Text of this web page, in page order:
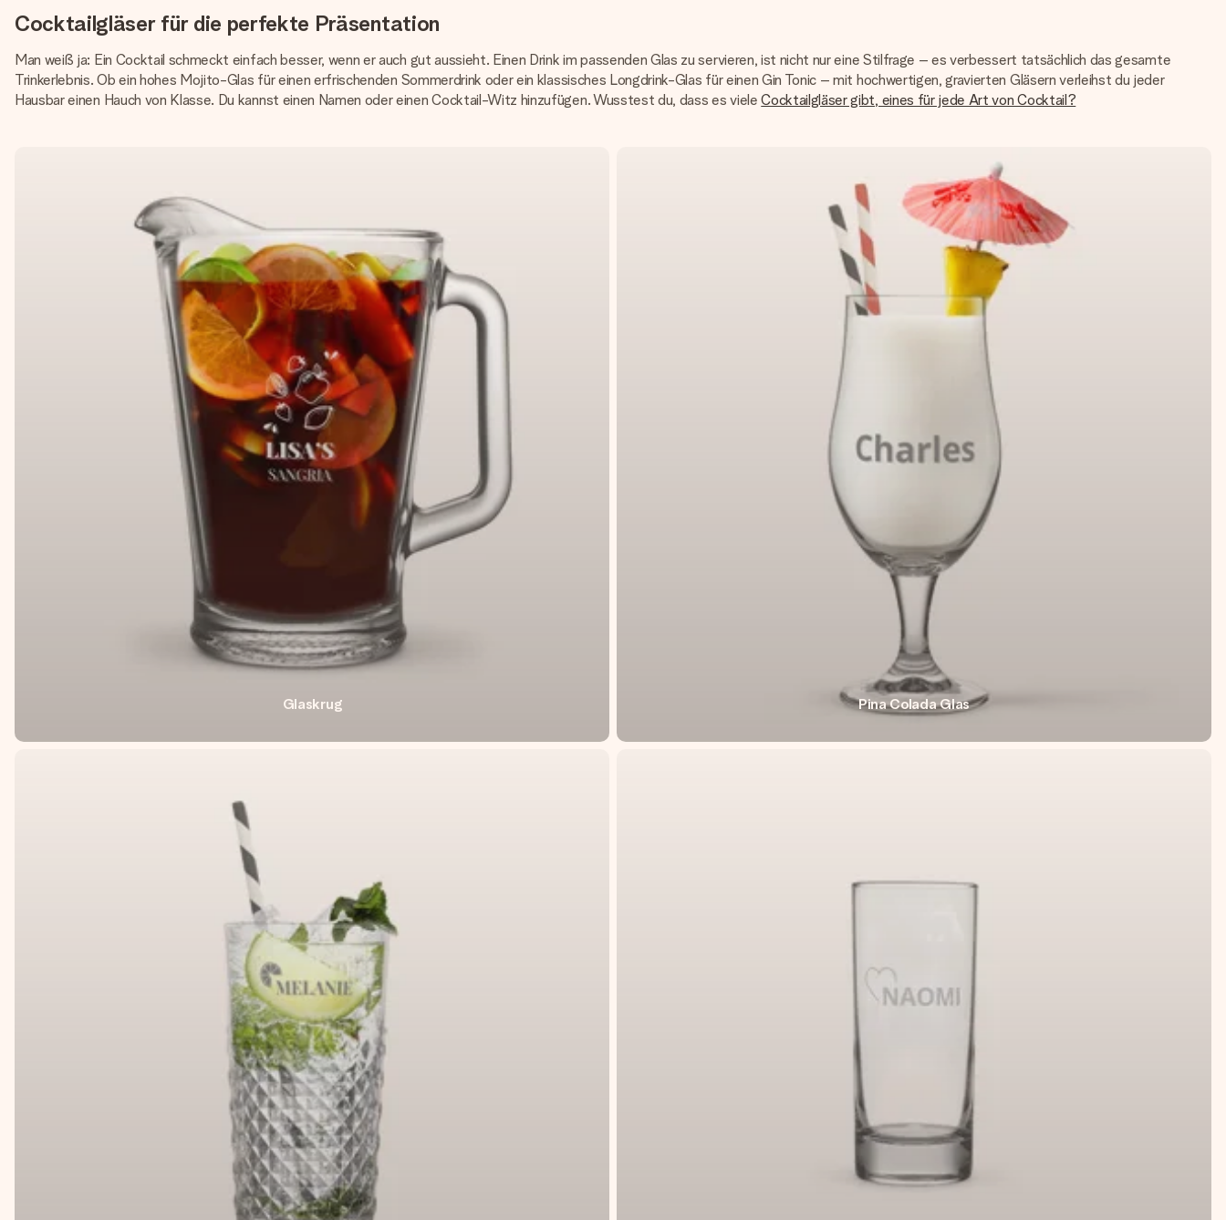
Cocktailgläser für die perfekte Präsentation
Man weiß ja: Ein Cocktail schmeckt einfach besser, wenn er auch gut aussieht. Einen Drink im passenden Glas zu servieren, ist nicht nur eine Stilfrage – es verbessert tatsächlich das gesamte
Trinkerlebnis. Ob ein hohes Mojito-Glas für einen erfrischenden Sommerdrink oder ein klassisches Longdrink-Glas für einen Gin Tonic – mit hochwertigen, gravierten Gläsern verleihst du jeder
Hausbar einen Hauch von Klasse. Du kannst einen Namen oder einen Cocktail-Witz hinzufügen. Wusstest du, dass es vieleCocktailgläser gibt, eines für jede Art von Cocktail?
Glaskrug Pina Colada Glas